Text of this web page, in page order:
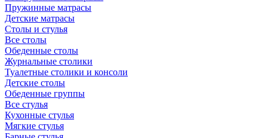
Пружинные матрасы
Детские матрасы
Столы и стулья
Все столы
Обеденные столы
Журнальные столики
Туалетные столики и консоли
Детские столы
Обеденные группы
Все стулья
Кухонные стулья
Мягкие стулья